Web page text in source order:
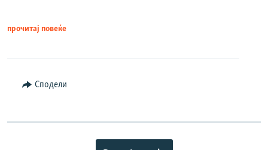
прочитај повеќе
Сподели